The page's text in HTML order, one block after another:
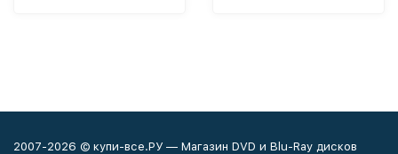
2007-2026 © купи-все.РУ — Магазин DVD и Blu-Ray дисков